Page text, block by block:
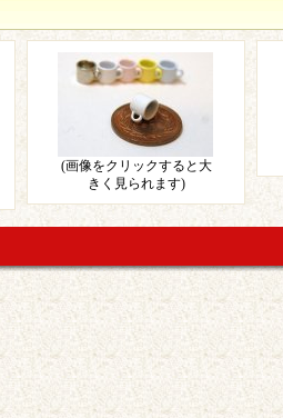
(画像をクリックすると大
きく見られます)